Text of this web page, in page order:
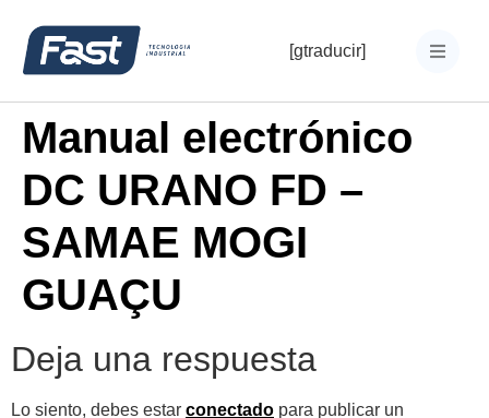
[gtraducir]
Manual electrónico
DC URANO FD –
SAMAE MOGI
GUAÇU
Deja una respuesta
Lo siento, debes estar conectado para publicar un